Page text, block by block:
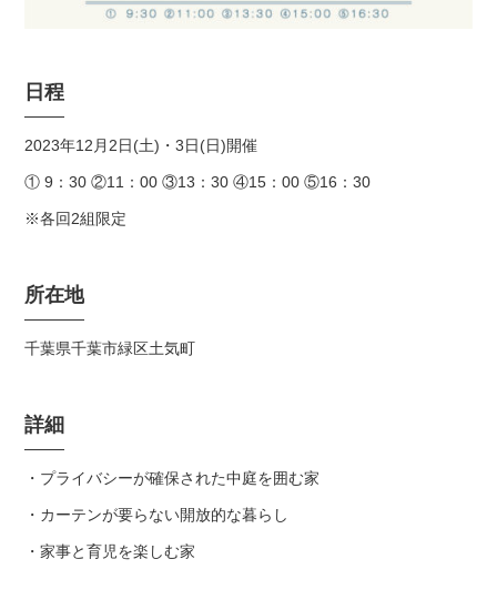
日程
2023年12月2日(土)・3日(日)開催
① 9：30 ②11：00 ③13：30 ④15：00 ⑤16：30
※各回2組限定
所在地
千葉県千葉市緑区土気町
詳細
・プライバシーが確保された中庭を囲む家
・カーテンが要らない開放的な暮らし
・家事と育児を楽しむ家